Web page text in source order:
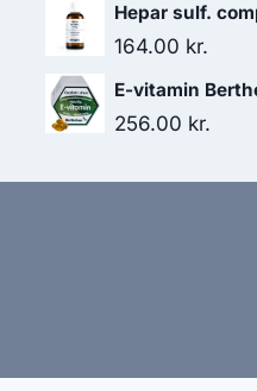
Hepar sulf.
164.00 kr.
E-vitamin
256.00 kr.